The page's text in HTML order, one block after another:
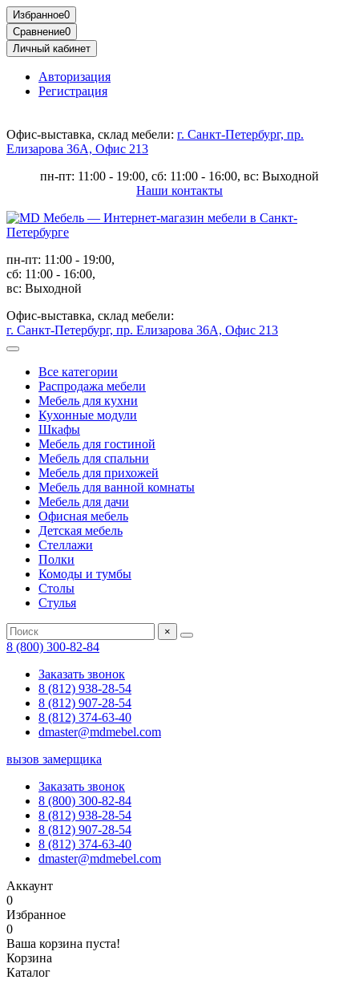
Избранное0
Сравнение0
Личный кабинет
Авторизация
Регистрация
Офис-выставка, склад мебели: г. Санкт-Петербург, пр.
Елизарова 36А, Офис 213
пн-пт: 11:00 - 19:00, сб: 11:00 - 16:00, вс: Выходной
Наши контакты
пн-пт: 11:00 - 19:00,
сб: 11:00 - 16:00,
вс: Выходной
Офис-выставка, склад мебели:
г. Санкт-Петербург, пр. Елизарова 36А, Офис 213
Все категории
Распродажа мебели
Мебель для кухни
Кухонные модули
Шкафы
Мебель для гостиной
Мебель для спальни
Мебель для прихожей
Мебель для ванной комнаты
Мебель для дачи
Офисная мебель
Детская мебель
Стеллажи
Полки
Комоды и тумбы
Столы
Стулья
×
8 (800) 300-82-84
Заказать звонок
8 (812) 938-28-54
8 (812) 907-28-54
8 (812) 374-63-40
dmaster@mdmebel.com
вызов замерщика
Заказать звонок
8 (800) 300-82-84
8 (812) 938-28-54
8 (812) 907-28-54
8 (812) 374-63-40
dmaster@mdmebel.com
Аккаунт
0
Избранное
0
Ваша корзина пуста!
Корзина
Каталог